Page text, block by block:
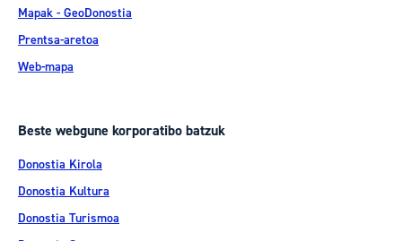
Mapak - GeoDonostia
Prentsa-aretoa
Web-mapa
Beste webgune korporatibo batzuk
Donostia Kirola
Donostia Kultura
Donostia Turismoa